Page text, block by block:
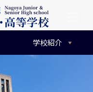
ション
学校紹介